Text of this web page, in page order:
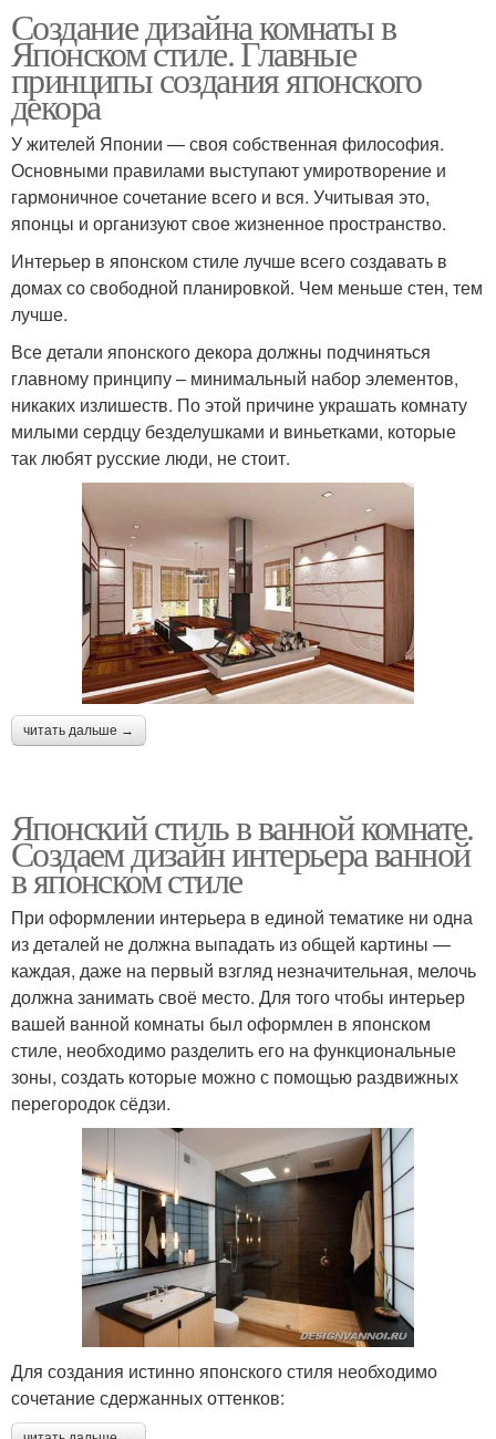
Создание дизайна комнаты в
Японском стиле. Главные
принципы создания японского
декора
У жителей Японии — своя собственная философия.
Основными правилами выступают умиротворение и
гармоничное сочетание всего и вся. Учитывая это,
японцы и организуют свое жизненное пространство.
Интерьер в японском стиле лучше всего создавать в
домах со свободной планировкой. Чем меньше стен, тем
лучше.
Все детали японского декора должны подчиняться
главному принципу – минимальный набор элементов,
никаких излишеств. По этой причине украшать комнату
милыми сердцу безделушками и виньетками, которые
так любят русские люди, не стоит.
читать дальше →
Японский стиль в ванной комнате.
Создаем дизайн интерьера ванной
в японском стиле
При оформлении интерьера в единой тематике ни одна
из деталей не должна выпадать из общей картины —
каждая, даже на первый взгляд незначительная, мелочь
должна занимать своё место. Для того чтобы интерьер
вашей ванной комнаты был оформлен в японском
стиле, необходимо разделить его на функциональные
зоны, создать которые можно с помощью раздвижных
перегородок сёдзи.
Для создания истинно японского стиля необходимо
сочетание сдержанных оттенков: